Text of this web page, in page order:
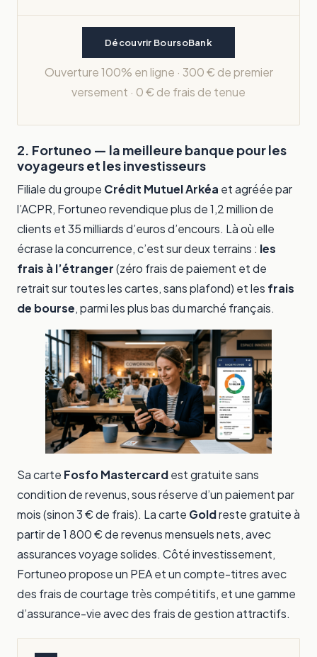
Découvrir BoursoBank
Ouverture 100% en ligne · 300 € de premier
versement · 0 € de frais de tenue
2. Fortuneo — la meilleure banque pour les
voyageurs et les investisseurs
Filiale du groupe Crédit Mutuel Arkéa et agréée par
l’ACPR, Fortuneo revendique plus de 1,2 million de
clients et 35 milliards d’euros d’encours. Là où elle
écrase la concurrence, c’est sur deux terrains : les
frais à l’étranger(zéro frais de paiement et de
retrait sur toutes les cartes, sans plafond) et les frais
de bourse, parmi les plus bas du marché français.
Sa carte Fosfo Mastercardest gratuite sans
condition de revenus, sous réserve d’un paiement par
mois (sinon 3 € de frais). La carte Goldreste gratuite à
partir de 1 800 € de revenus mensuels nets, avec
assurances voyage solides. Côté investissement,
Fortuneo propose un PEA et un compte-titres avec
des frais de courtage très compétitifs, et une gamme
d’assurance-vie avec des frais de gestion attractifs.